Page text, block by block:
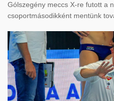
Gólszegény meccs X-re futott a
csoportmásodikként mentünk